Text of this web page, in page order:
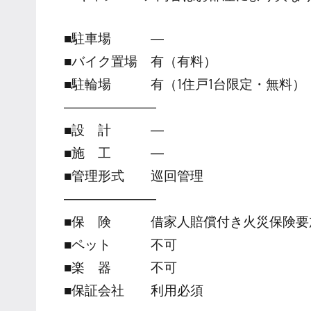
■駐車場 ―
■バイク置場 有（有料）
■駐輪場 有（1住戸1台限定・無料）
―――――――
■設 計 ―
■施 工 ―
■管理形式 巡回管理
―――――――
■保 険 借家人賠償付き火災保険要
■ペット 不可
■楽 器 不可
■保証会社 利用必須